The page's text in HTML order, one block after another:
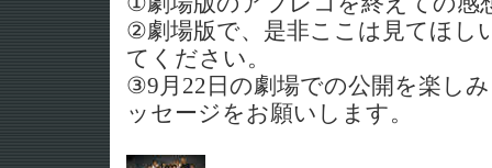
②劇場版で、是非ここは見てほし
てください。
③9月22日の劇場での公開を楽し
ッセージをお願いします。